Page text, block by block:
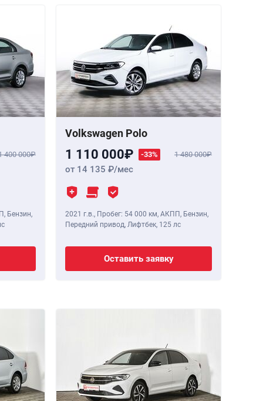
400 000
Бензин,
Volkswagen Polo
1 110 000 -33% 1 480 000
от 14 135 /мес
2021 г.в., Пробег: 54 000 км, АКПП, Бензин,
Передний привод, Лифтбек, 125 лс
Оставить заявку